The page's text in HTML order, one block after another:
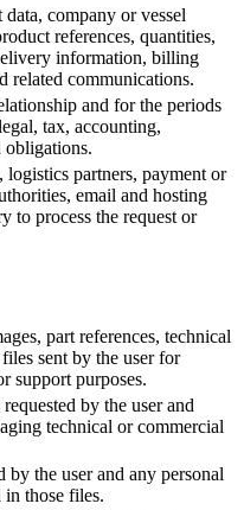
company or vessel
references, quantities,
information, billing
related communications.
and for the periods
tax, accounting,
obligations.
logistics partners, payment or
email and hosting
to process the request or
part references, technical
sent by the user for
support purposes.
by the user and
technical or commercial
by the user and any personal
in those files.